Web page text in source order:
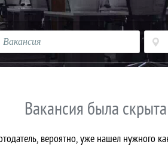
Вакансия была
вероятно, уже нашел нужного